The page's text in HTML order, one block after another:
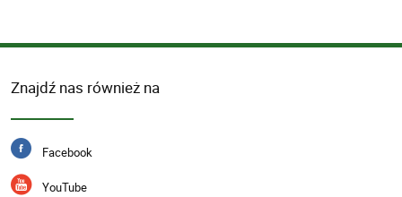
Znajdź nas również na
Facebook
YouTube